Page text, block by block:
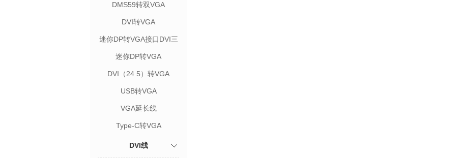
DMS59转双VGA
DVI转VGA
迷你DP转VGA接口DVI三
迷你DP转VGA
DVI（24 5）转VGA
USB转VGA
VGA延长线
Type-C转VGA
DVI线